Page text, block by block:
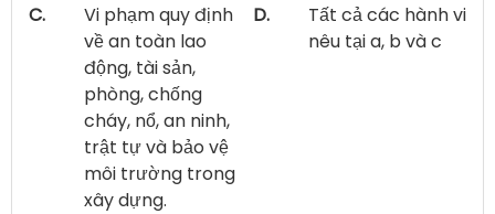
C.
Vi phạm quy định
về an toàn lao
động, tài sản,
phòng, chống
cháy, nổ, an ninh,
trật tự và bảo vệ
môi trường trong
xây dựng.
D.
Tất cả các hành vi
nêu tại a, b và c